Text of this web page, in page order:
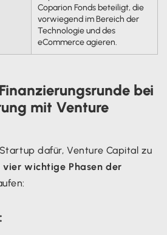
Coparion Fonds beteiligt, die
vorwiegend im Bereich der
Technologie und des
eCommerce agieren.
bei
mit Venture
dafür, Venture Capital zu
vier wichtige Phasen der